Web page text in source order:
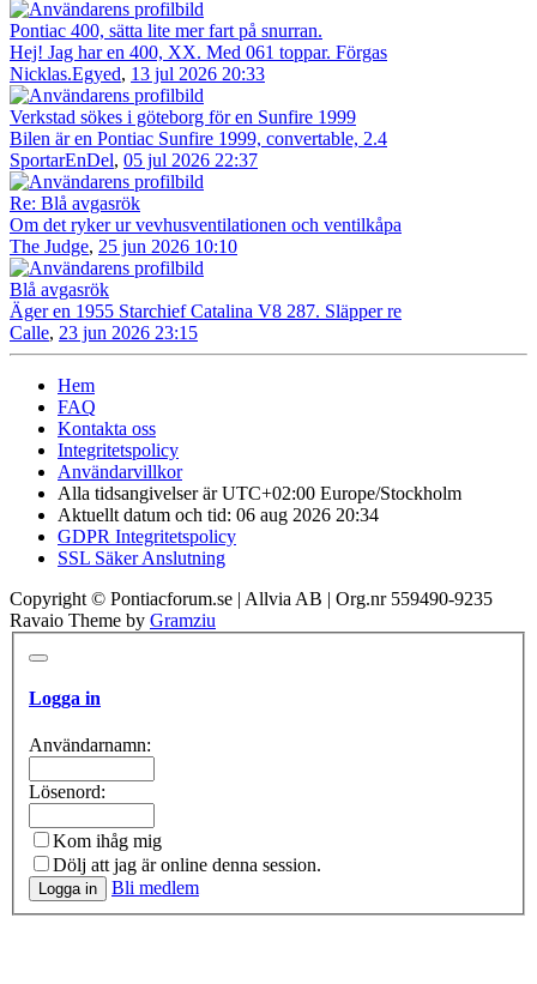
Pontiac 400, sätta lite mer fart på snurran.
Hej! Jag har en 400, XX. Med 061 toppar. Förgas
Nicklas.Egyed, 13 jul 2026 20:33
Verkstad sökes i göteborg för en Sunfire 1999
Bilen är en Pontiac Sunfire 1999, convertable, 2.4
SportarEnDel, 05 jul 2026 22:37
Re: Blå avgasrök
Om det ryker ur vevhusventilationen och ventilkåpa
The Judge, 25 jun 2026 10:10
Blå avgasrök
Äger en 1955 Starchief Catalina V8 287. Släpper re
Calle, 23 jun 2026 23:15
Hem
FAQ
Kontakta oss
Integritetspolicy
Användarvillkor
Alla tidsangivelser är UTC+02:00 Europe/Stockholm
Aktuellt datum och tid: 06 aug 2026 20:34
GDPR Integritetspolicy
SSL Säker Anslutning
Copyright © Pontiacforum.se | Allvia AB | Org.nr 559490-9235
Ravaio Theme by Gramziu
Logga in
Användarnamn:
Lösenord:
Kom ihåg mig
Dölj att jag är online denna session.
Bli medlem